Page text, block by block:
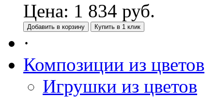
Цена: 1 834 руб.
Добавить в корзину Купить в 1 клик
·
Композиции из цветов
Игрушки из цветов